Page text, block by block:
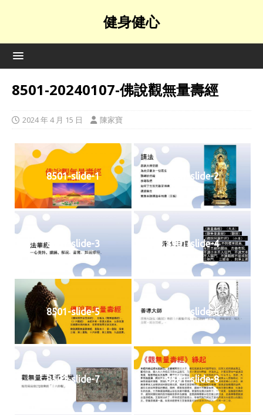
健身健心
8501-20240107-佛說觀無量壽經
2024 年 4 月 15 日 陳家寶
8501-slide-1 8501-slide-2
8501-slide-3 8501-slide-4
8501-slide-5 8501-slide-6
8501-slide-7 8501-slide-8